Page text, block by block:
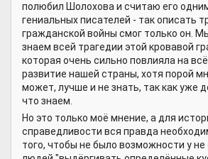
полюбил Шолохова и считаю его
гениальных писателей - так описать
гражданской войны смог только он.
знаем всей трагедии этой кровавой
которая очень сильно повлияла на
развитие нашей страны, хотя порой
может, лучше и не знать, так как уже
что знаем.
Но это только моё мнение, а для
справедливости вся правда
того, чтобы не было возможности у